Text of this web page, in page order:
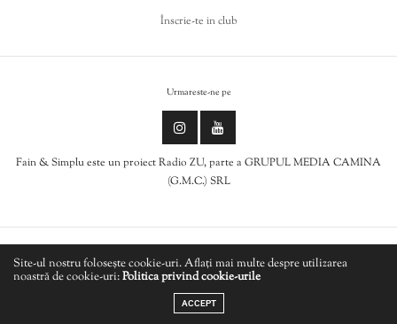
CANNONS - Purple Sun
Înscrie-te in club
Urmareste-ne pe
Fain & Simplu este un proiect Radio ZU, parte a GRUPUL MEDIA CAMINA
(G.M.C.) SRL
Politica de cookies
Politică de confidențialitate
Site-ul nostru folosește cookie-uri. Aflați mai multe despre utilizarea
noastră de cookie-uri:Politica privind cookie-urile
ACCEPT